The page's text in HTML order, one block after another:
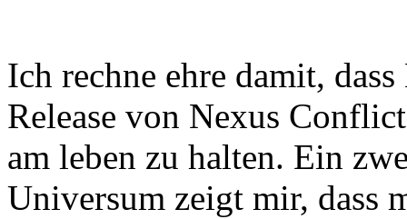
Ich rechne ehre damit,
Release von Nexus
am leben zu halten. Ein
Universum zeigt mir, dass